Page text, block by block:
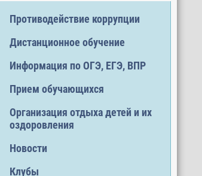
Противодействие коррупции
Дистанционное обучение
Информация по ОГЭ, ЕГЭ, ВПР
Прием обучающихся
Организация отдыха детей и их
оздоровления
Новости
Клубы